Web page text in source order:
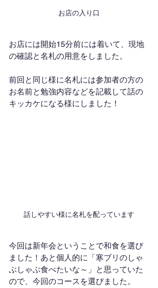
お店の入り口
お店には開始15分前には着いて、現地
の確認と名札の用意をしました。
前回と同じ様に名札には参加者の方の
お名前と勉強内容などを記載して話の
キッカケになる様にしました！
話しやすい様に名札を配っています
今回は新年会ということで和食を選び
ました！あと個人的に「寒ブリのしゃ
ぶしゃぶ食べたいな～」と思っていた
ので、今回のコースを選びました。